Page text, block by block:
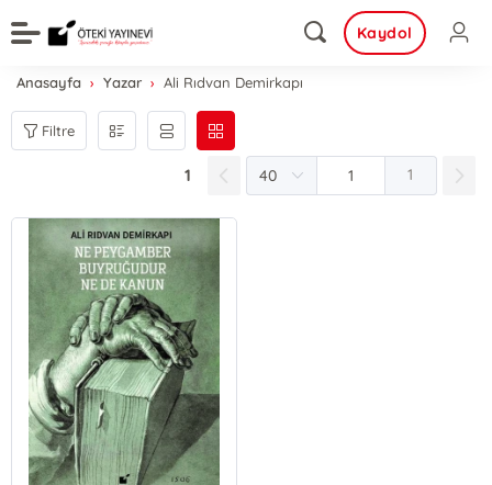
Kaydol
Anasayfa Yazar Ali Rıdvan Demirkapı
Filtre
1 1